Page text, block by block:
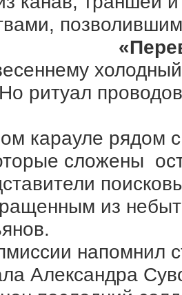
ритуал
карауле рядом с
сложены
из
напомнил
Александра